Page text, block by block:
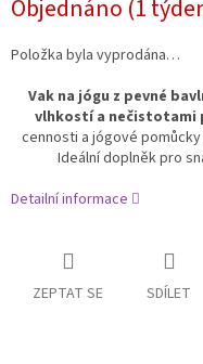
cena:
Objednáno (1
Položka byla vyprodána…
Vak na jógu z pevné
vlhkostí a nečistotami
cennosti a jógové pomůcky
Ideální doplněk pro
Detailní informace
ZEPTAT SE SDÍLET